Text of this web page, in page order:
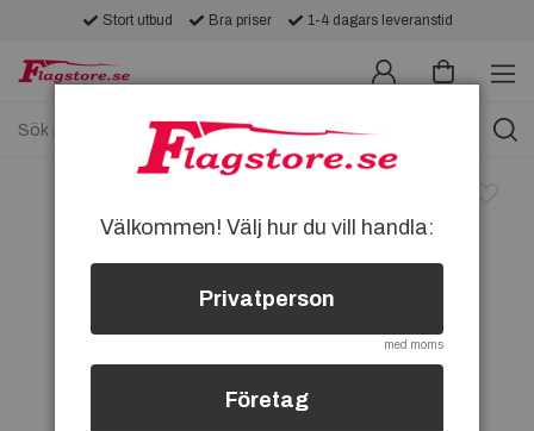
Stort utbud Bra priser 1-4 dagars leveranstid
Välkommen! Välj hur du vill handla:
Privatperson
med moms
Företag